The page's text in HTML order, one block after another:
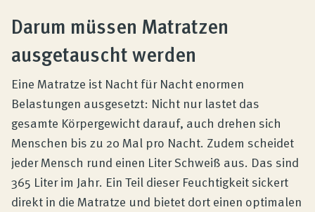
Unternehmen
Kontakt
Magazin
Darum müssen Matratzen
ausgetauscht werden
Eine Matratze ist Nacht für Nacht enormen
Belastungen ausgesetzt: Nicht nur lastet das
gesamte Körpergewicht darauf, auch drehen sich
Menschen bis zu 20 Mal pro Nacht. Zudem scheidet
jeder Mensch rund einen Liter Schweiß aus. Das sind
365 Liter im Jahr. Ein Teil dieser Feuchtigkeit sickert
direkt in die Matratze und bietet dort einen optimalen